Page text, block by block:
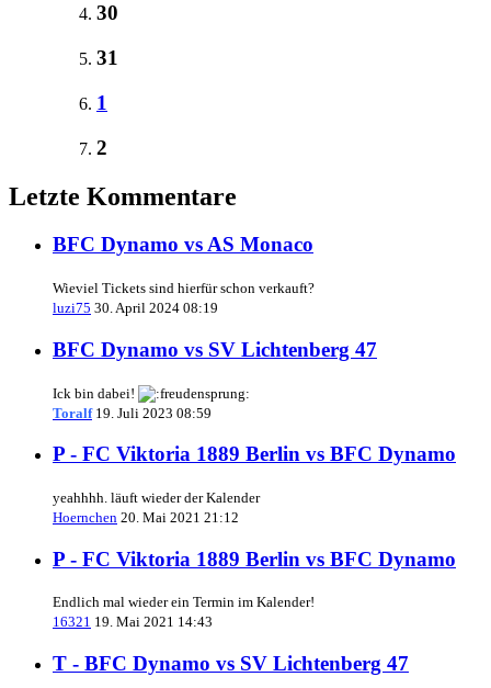
30
31
1
2
Letzte Kommentare
BFC Dynamo vs AS Monaco
Wieviel Tickets sind hierfür schon verkauft?
luzi75 30. April 2024 08:19
BFC Dynamo vs SV Lichtenberg 47
Ick bin dabei!
Toralf 19. Juli 2023 08:59
P - FC Viktoria 1889 Berlin vs BFC Dynamo
yeahhhh. läuft wieder der Kalender
Hoernchen 20. Mai 2021 21:12
P - FC Viktoria 1889 Berlin vs BFC Dynamo
Endlich mal wieder ein Termin im Kalender!
16321 19. Mai 2021 14:43
T - BFC Dynamo vs SV Lichtenberg 47